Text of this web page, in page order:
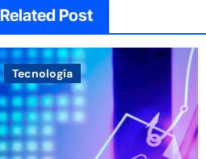
Related Post
Tecnología